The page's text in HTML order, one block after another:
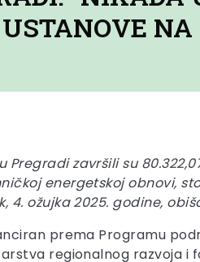
NA
Pregradi završili su
energetskoj obnovi,
4. ožujka 2025. godine,
prema Programu
regionalnog razvoja i